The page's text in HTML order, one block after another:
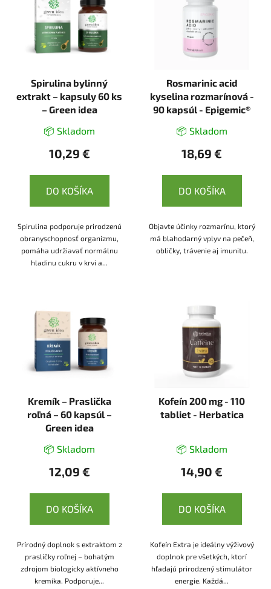
Spirulina bylinný
extrakt – kapsuly 60 ks
– Green idea
📦 Skladom
10,29 €
DO KOŠÍKA
Spirulina podporuje prirodzenú
obranyschopnosť organizmu,
pomáha udržiavať normálnu
hladinu cukru v krvi a...
Rosmarinic acid
kyselina rozmarínová -
90 kapsúl - Epigemic®
📦 Skladom
18,69 €
DO KOŠÍKA
Objavte účinky rozmarínu, ktorý
má blahodarný vplyv na pečeň,
obličky, trávenie aj imunitu.
Kremík – Praslička
roľná – 60 kapsúl –
Green idea
📦 Skladom
12,09 €
DO KOŠÍKA
Prírodný doplnok s extraktom z
prasličky roľnej – bohatým
zdrojom biologicky aktívneho
kremíka. Podporuje...
Kofeín 200 mg - 110
tabliet - Herbatica
📦 Skladom
14,90 €
DO KOŠÍKA
Kofeín Extra je ideálny výživový
doplnok pre všetkých, ktorí
hľadajú prirodzený stimulátor
energie. Každá...